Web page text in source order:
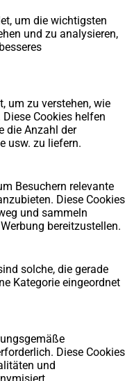
um die wichtigsten
und zu analysieren,
um zu verstehen, wie
Cookies helfen
die Anzahl der
usw. zu liefern.
Besuchern relevante
Diese Cookies
und sammeln
bereitzustellen.
solche, die gerade
Kategorie eingeordnet
Diese Cookies
und